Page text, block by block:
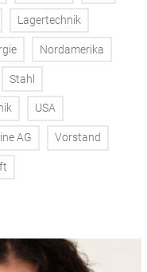
Lagertechnik
Nordamerika
Stahl
USA
AG Vorstand